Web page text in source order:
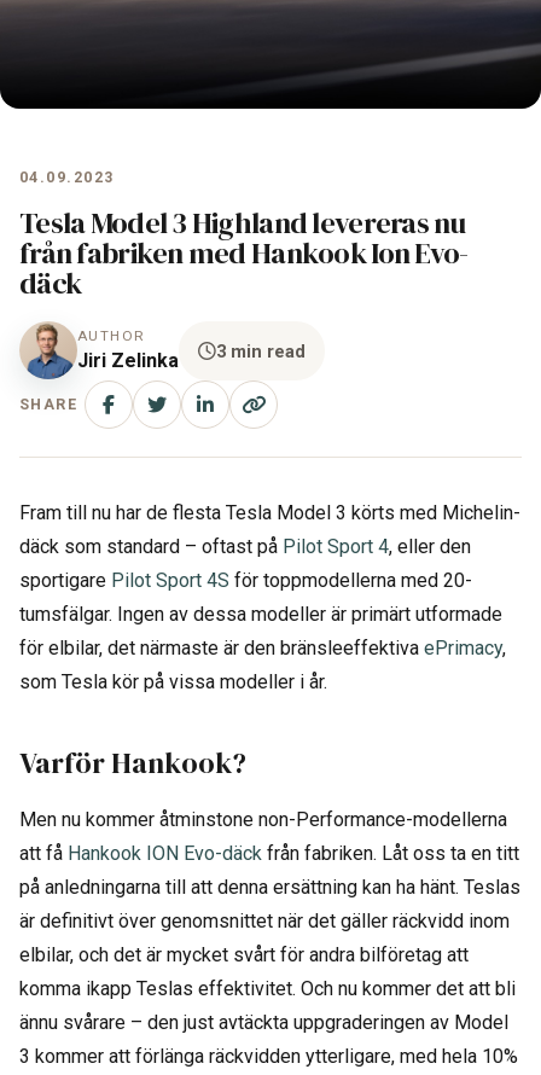
04.09.2023
Tesla Model 3 Highland levereras nu
från fabriken med Hankook Ion Evo-
däck
AUTHOR
Jiri Zelinka 3 min read
SHARE
Fram till nu har de flesta Tesla Model 3 körts med Michelin-
däck som standard – oftast på Pilot Sport 4, eller den
sportigare Pilot Sport 4S för toppmodellerna med 20-
tumsfälgar. Ingen av dessa modeller är primärt utformade
för elbilar, det närmaste är den bränsleeffektiva ePrimacy,
som Tesla kör på vissa modeller i år.
Varför Hankook?
Men nu kommer åtminstone non-Performance-modellerna
att få Hankook ION Evo-däck från fabriken. Låt oss ta en titt
på anledningarna till att denna ersättning kan ha hänt. Teslas
är definitivt över genomsnittet när det gäller räckvidd inom
elbilar, och det är mycket svårt för andra bilföretag att
komma ikapp Teslas effektivitet. Och nu kommer det att bli
ännu svårare – den just avtäckta uppgraderingen av Model
3 kommer att förlänga räckvidden ytterligare, med hela 10%